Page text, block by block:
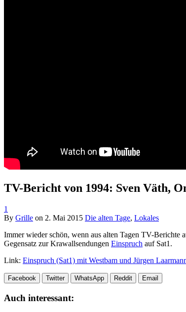
TV-Bericht von 1994: Sven Väth,
1
By Grille on 2. Mai 2015 Die alten Tage, Lokales
Immer wieder schön, wenn aus alten Tagen TV-Berichte
Gegensatz zur Krawallsendungen Einspruch auf Sat1.
Link: Einspruch (Sat1) mit Westbam und Jürgen
Facebook Twitter WhatsApp Reddit Email
Auch interessant: